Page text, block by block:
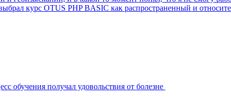
курс OTUS PHP BASIC как распространенный и
обучения получал удовольствия от болезне